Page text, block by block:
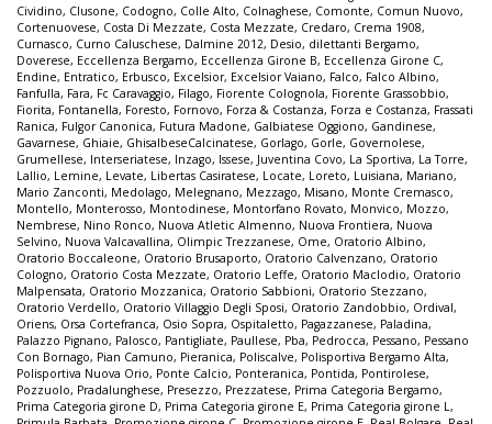
Cividino, Clusone, Codogno, Colle Alto, Colnaghese, Comonte, Comun Nuovo,
Cortenuovese, Costa Di Mezzate, Costa Mezzate, Credaro, Crema 1908,
Curnasco, Curno Caluschese, Dalmine 2012, Desio, dilettanti Bergamo,
Doverese, Eccellenza Bergamo, Eccellenza Girone B, Eccellenza Girone C,
Endine, Entratico, Erbusco, Excelsior, Excelsior Vaiano, Falco, Falco Albino,
Fanfulla, Fara, Fc Caravaggio, Filago, Fiorente Colognola, Fiorente Grassobbio,
Fiorita, Fontanella, Foresto, Fornovo, Forza & Costanza, Forza e Costanza, Frassati
Ranica, Fulgor Canonica, Futura Madone, Galbiatese Oggiono, Gandinese,
Gavarnese, Ghiaie, GhisalbeseCalcinatese, Gorlago, Gorle, Governolese,
Grumellese, Interseriatese, Inzago, Issese, Juventina Covo, La Sportiva, La Torre,
Lallio, Lemine, Levate, Libertas Casiratese, Locate, Loreto, Luisiana, Mariano,
Mario Zanconti, Medolago, Melegnano, Mezzago, Misano, Monte Cremasco,
Montello, Monterosso, Montodinese, Montorfano Rovato, Monvico, Mozzo,
Nembrese, Nino Ronco, Nuova Atletic Almenno, Nuova Frontiera, Nuova
Selvino, Nuova Valcavallina, Olimpic Trezzanese, Ome, Oratorio Albino,
Oratorio Boccaleone, Oratorio Brusaporto, Oratorio Calvenzano, Oratorio
Cologno, Oratorio Costa Mezzate, Oratorio Leffe, Oratorio Maclodio, Oratorio
Malpensata, Oratorio Mozzanica, Oratorio Sabbioni, Oratorio Stezzano,
Oratorio Verdello, Oratorio Villaggio Degli Sposi, Oratorio Zandobbio, Ordival,
Oriens, Orsa Cortefranca, Osio Sopra, Ospitaletto, Pagazzanese, Paladina,
Palazzo Pignano, Palosco, Pantigliate, Paullese, Pba, Pedrocca, Pessano, Pessano
Con Bornago, Pian Camuno, Pieranica, Poliscalve, Polisportiva Bergamo Alta,
Polisportiva Nuova Orio, Ponte Calcio, Ponteranica, Pontida, Pontirolese,
Pozzuolo, Pradalunghese, Presezzo, Prezzatese, Prima Categoria Bergamo,
Prima Categoria girone D, Prima Categoria girone E, Prima Categoria girone L,